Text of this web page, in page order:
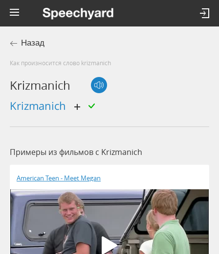
Назад
Как произносится слово krizmanich
Krizmanich
krizmanich
Примеры из фильмов c Krizmanich
American Teen - Meet Megan